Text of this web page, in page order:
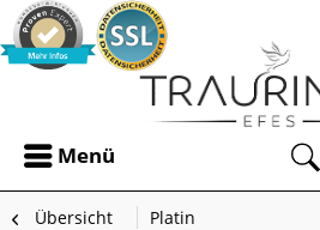
Menü
Übersicht Platin